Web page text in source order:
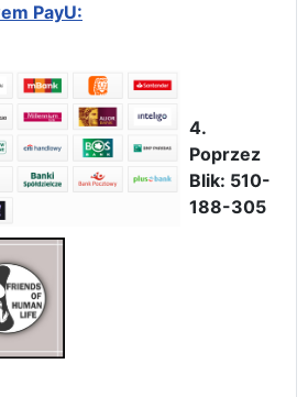
PayU:
4.
Poprzez
Blik: 510-
188-305